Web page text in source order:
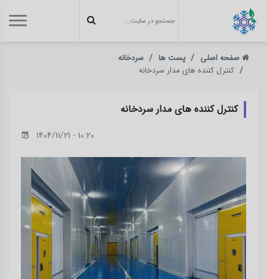
صفحه اصلی پست ها
سردخانه
کنترل کننده‌ های مدار سردخانه
کنترل کننده‌ های مدار سردخانه
1404/11/21 - 10:20